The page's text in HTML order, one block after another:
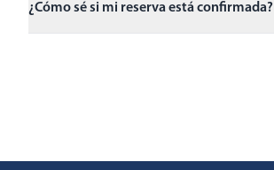
¿Cómo sé si mi reserva está confirmada?